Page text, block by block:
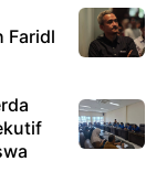
Faridl